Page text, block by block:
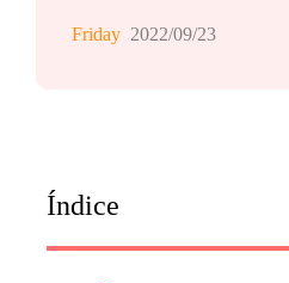
Friday 2022/09/23
Índice